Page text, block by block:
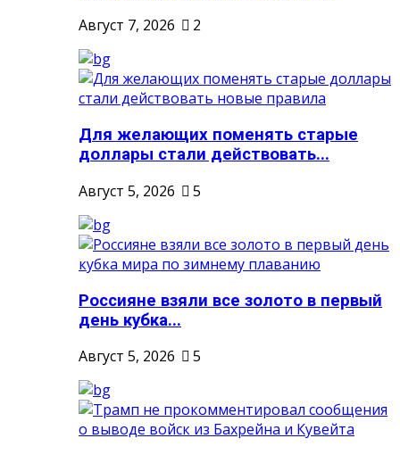
Август 7, 2026
2
Для желающих поменять старые
доллары стали действовать...
Август 5, 2026
5
Россияне взяли все золото в первый
день кубка...
Август 5, 2026
5